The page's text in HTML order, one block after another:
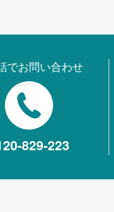
でお問い合わせ
829-223